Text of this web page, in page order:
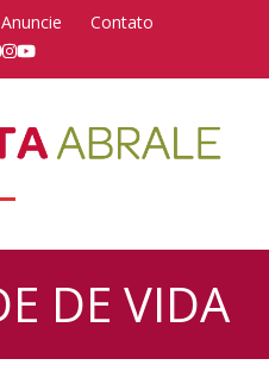
Anuncie
Contato
Instagram
YouTube
menu
menu DE VIDA